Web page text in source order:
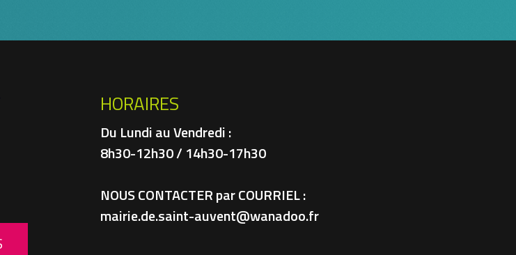
HORAIRES
Du Lundi au Vendredi :
8h30-12h30 / 14h30-17h30
NOUS CONTACTER par COURRIEL :
mairie.de.saint-auvent@wanadoo.fr